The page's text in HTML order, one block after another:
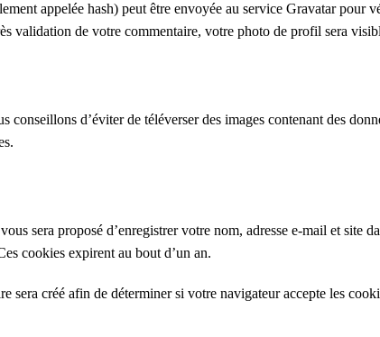
appelée hash) peut être envoyée au service Gravatar
validation de votre commentaire, votre photo de profil sera
conseillons d’éviter de téléverser des images contenant des
sera proposé d’enregistrer votre nom, adresse e-mail et site
cookies expirent au bout d’un an.
créé afin de déterminer si votre navigateur accepte les